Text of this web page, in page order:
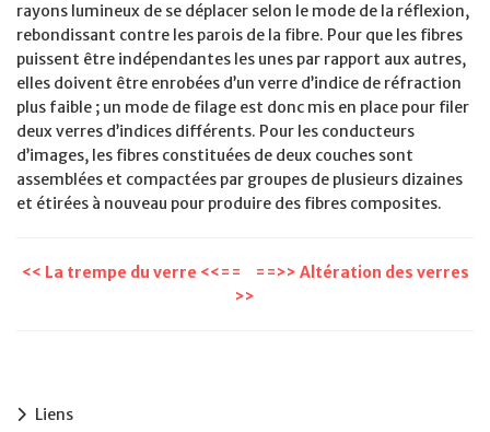
rayons lumineux de se déplacer selon le mode de la réflexion,
rebondissant contre les parois de la fibre. Pour que les fibres
puissent être indépendantes les unes par rapport aux autres,
elles doivent être enrobées d’un verre d’indice de réfraction
plus faible ; un mode de filage est donc mis en place pour filer
deux verres d’indices différents. Pour les conducteurs
d’images, les fibres constituées de deux couches sont
assemblées et compactées par groupes de plusieurs dizaines
et étirées à nouveau pour produire des fibres composites.
<< La trempe du verre <<==
==>> Altération des verres
>>
Liens